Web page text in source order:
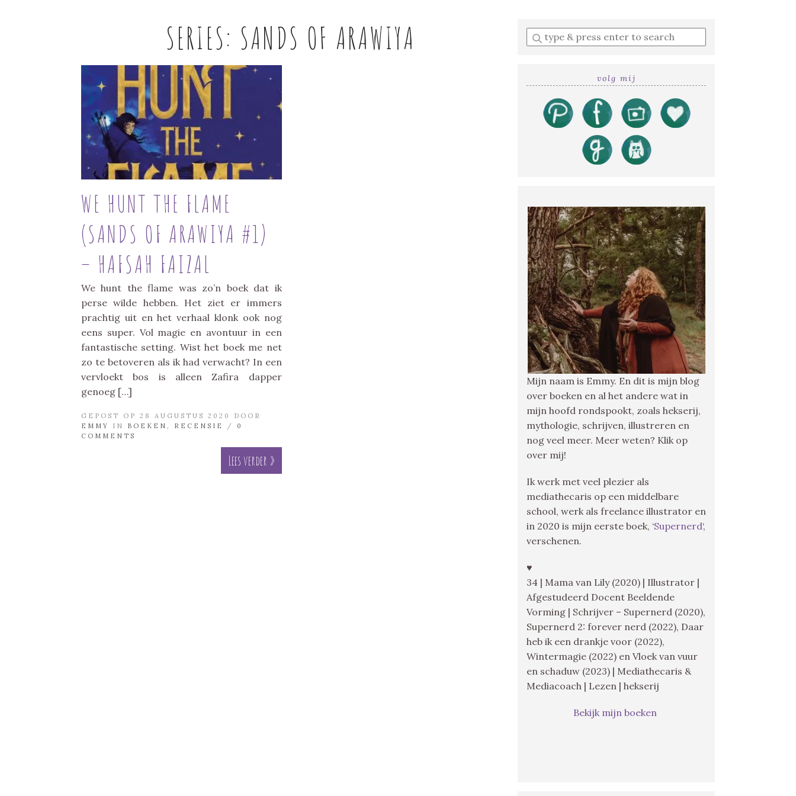
SERIES: SANDS OF ARAWIYA
WE HUNT THE FLAME
(SANDS OF ARAWIYA #1)
– HAFSAH FAIZAL
We hunt the flame was zo’n boek dat ik
perse wilde hebben. Het ziet er immers
prachtig uit en het verhaal klonk ook nog
eens super. Vol magie en avontuur in een
fantastische setting. Wist het boek me net
zo te betoveren als ik had verwacht? In een
vervloekt bos is alleen Zafira dapper
genoeg […]
GEPOST OP 28 AUGUSTUS 2020 DOOR
EMMY
IN BOEKEN , RECENSIE / 0
COMMENTS
Lees verder »
Enter
a
volg mij
Mijn naam is Emmy. En dit is mijn blog
over boeken en al het andere wat in
mijn hoofd rondspookt, zoals hekserij,
mythologie, schrijven, illustreren en
nog veel meer. Meer weten? Klik op
over mij!
Ik werk met veel plezier als
mediathecaris op een middelbare
school, werk als freelance illustrator en
in 2020 is mijn eerste boek, ‘Supernerd‘,
verschenen.
♥
34 | Mama van Lily (2020) | Illustrator |
Afgestudeerd Docent Beeldende
Vorming | Schrijver – Supernerd (2020),
Supernerd 2: forever nerd (2022), Daar
heb ik een drankje voor (2022),
Wintermagie (2022) en Vloek van vuur
en schaduw (2023) | Mediathecaris &
Mediacoach | Lezen | hekserij
Bekijk mijn boeken